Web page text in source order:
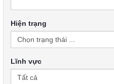
Hiện trạng
Lĩnh vực